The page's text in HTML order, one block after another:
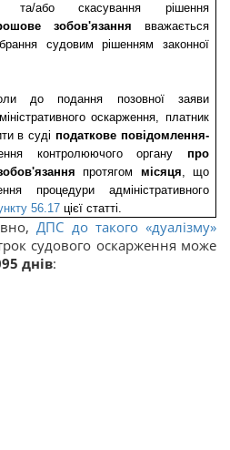
та/або скасування рішення
зобов'язання
вважається
судовим рішенням законної
до подання позовної заяви
оскарження, платник
в суді податкове повідомлення-
контролюючого органу про
протягом місяця, що
процедури адміністративного
56.17 цієї статті.
ДПС до такого «дуалізму»
судового оскарження може
днів: